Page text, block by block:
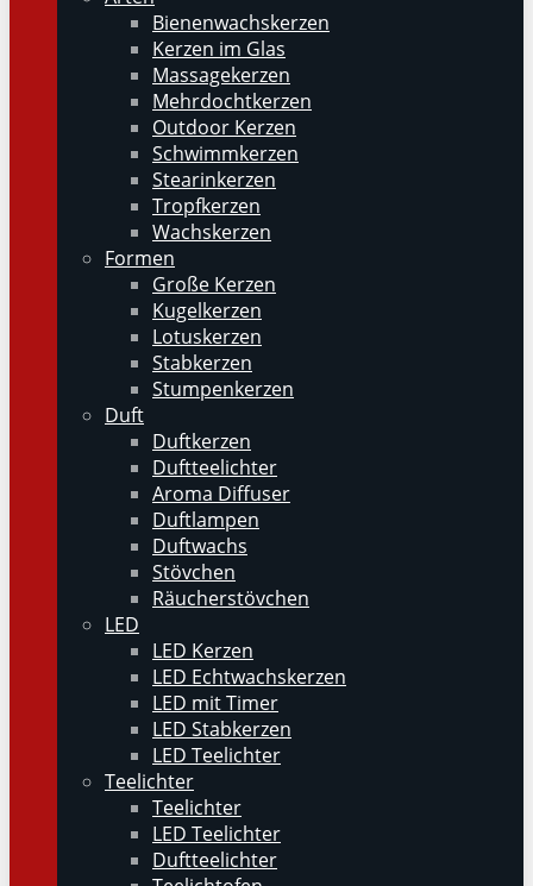
Bienenwachskerzen
Kerzen im Glas
Massagekerzen
Mehrdochtkerzen
Outdoor Kerzen
Schwimmkerzen
Stearinkerzen
Tropfkerzen
Wachskerzen
Formen
Große Kerzen
Kugelkerzen
Lotuskerzen
Stabkerzen
Stumpenkerzen
Duft
Duftkerzen
Duftteelichter
Aroma Diffuser
Duftlampen
Duftwachs
Stövchen
Räucherstövchen
LED
LED Kerzen
LED Echtwachskerzen
LED mit Timer
LED Stabkerzen
LED Teelichter
Teelichter
Teelichter
LED Teelichter
Duftteelichter